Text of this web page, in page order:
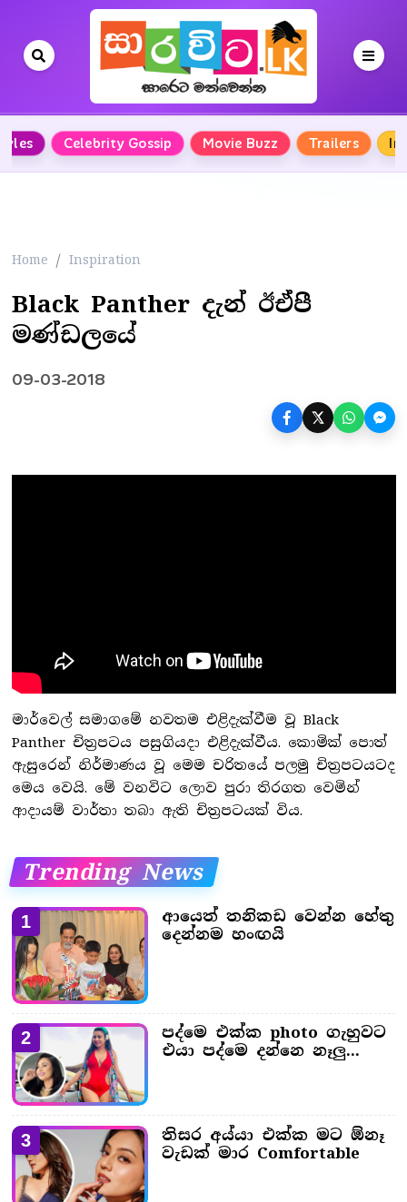
Celebrity Gossip Movie Buzz Trailers
Home Inspiration
Black Panther දැන් ඊඒපී
මණ්ඩලයේ
09-03-2018
මාර්වෙල් සමාගමේ නවතම එළිදැක්වීම වූ Black
Panther චිත්‍රපටය පසුගියදා එළිදැක්වීය. කොමික් පොත්
ඇසුරෙන් නිර්මාණය වූ මෙම චරිතයේ පලමු චිත්‍රපටයටද
මෙය වෙයි. මේ වනවිට ලොව පුරා තිරගත වෙමින්
ආදායම් වාර්තා තබා ඇති චිත්‍රපටයක් විය.
Trending News
1
ආයෙත් තනිකඩ වෙන්න හේතු
දෙන්නම හංඟයි
2
පද්මෙ එක්ක photo ගැහුවට
එයා පද්මෙ දන්නෙ නෑලු...
3
තිසර අය්යා එක්ක මට ඕනෑ
වැඩක් මාර Comfortable